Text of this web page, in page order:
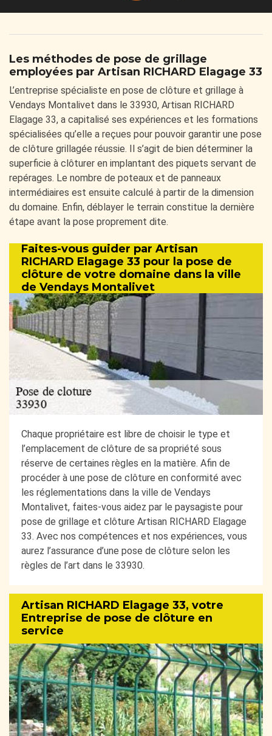
Les méthodes de pose de grillage
employées par Artisan RICHARD Elagage 33
L’entreprise spécialiste en pose de clôture et grillage à
Vendays Montalivet dans le 33930, Artisan RICHARD
Elagage 33, a capitalisé ses expériences et les formations
spécialisées qu’elle a reçues pour pouvoir garantir une pose
de clôture grillagée réussie. Il s’agit de bien déterminer la
superficie à clôturer en implantant des piquets servant de
repérages. Le nombre de poteaux et de panneaux
intermédiaires est ensuite calculé à partir de la dimension
du domaine. Enfin, déblayer le terrain constitue la dernière
étape avant la pose proprement dite.
Faites-vous guider par Artisan
RICHARD Elagage 33 pour la pose de
clôture de votre domaine dans la ville
de Vendays Montalivet
Chaque propriétaire est libre de choisir le type et
l’emplacement de clôture de sa propriété sous
réserve de certaines règles en la matière. Afin de
procéder à une pose de clôture en conformité avec
les réglementations dans la ville de Vendays
Montalivet, faites-vous aidez par le paysagiste pour
pose de grillage et clôture Artisan RICHARD Elagage
33. Avec nos compétences et nos expériences, vous
aurez l’assurance d’une pose de clôture selon les
règles de l’art dans le 33930.
Artisan RICHARD Elagage 33, votre
Entreprise de pose de clôture en
service